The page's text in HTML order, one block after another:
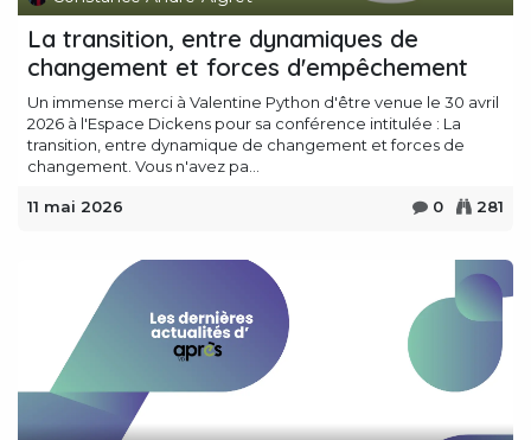
La transition, entre dynamiques de
changement et forces d'empêchement
Un immense merci à Valentine Python d'être venue le 30 avril
2026 à l'Espace Dickens pour sa conférence intitulée : La
transition, entre dynamique de changement et forces de
changement. Vous n'avez pa...
11 mai 2026 0 281